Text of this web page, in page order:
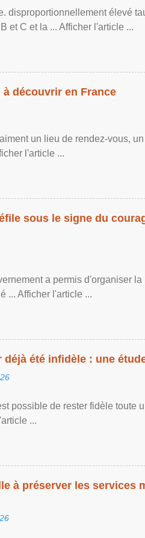
disproportionnellement élevé
et C et la ... Afficher l'article ...
découvrir en France
un lieu de rendez-vous,
l'article ...
sous le signe du
a permis d'organiser
... Afficher l'article ...
été infidèle : une
possible de rester fidèle toute
...
à préserver les services